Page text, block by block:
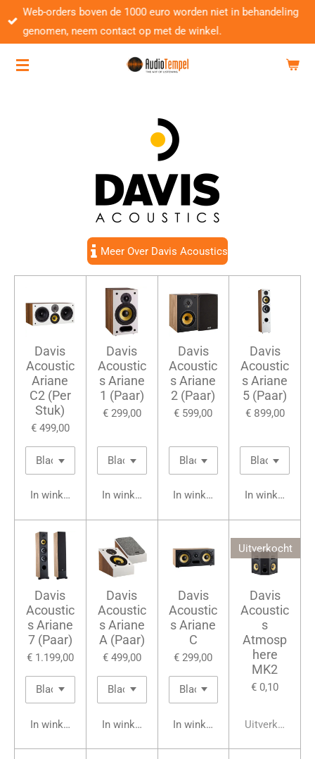
Ga
direct
de
Web-orders boven de 1000 euro worden niet in behandeling
genomen, neem contact op met de winkel.
Meer Over Davis Acoustics
Davis
Acoustic
Ariane
C2 (Per
Stuk)
€ 499,00
In winkelwagen
Davis
Acoustic
s Ariane
1 (Paar)
€ 299,00
In winkelwagen
Davis
Acoustic
s Ariane
2 (Paar)
€ 599,00
In winkelwagen
Davis
Acoustic
s Ariane
5 (Paar)
€ 899,00
In
Davis
Acoustic
s Ariane
7 (Paar)
€ 1.199,00
In winkelwagen
Davis
Acoustic
s Ariane
A (Paar)
€ 499,00
In winkelwagen
Davis
Acoustic
s Ariane
C
€ 299,00
In winkelwagen
Uitverkocht
Davis
Acoustic
s
Atmosp
here
MK2
€ 0,10
Uitverkocht